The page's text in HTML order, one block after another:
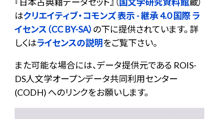
はクリエイティブ・コモンズ 表示 - 継承 4.0 国際 ラ
イセンス（CC BY-SA） の下に提供されています。 詳
しくはライセンスの説明をご覧下さい。
また可能な場合には、データ提供元である ROIS-
DS人文学オープンデータ共同利用センター
(CODH) へのリンクをお願いします。